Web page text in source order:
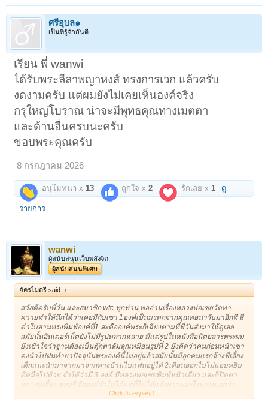
ศรีอุบล๑
เป็นที่รู้จักกันดี
เรียน พี่ wanwi
ได้รับพระลีลาพญาหงส์ ทรงการเวก แล้วครับ
งดงามครับ แต่ผมยังไม่เคยเห็นองค์จริง
กรุใหญ่โบราณ น่าจะมีพุทธคุณทางเมตตา
และด้านอื่นครบนะครับ
ขอบพระคุณครับ
8 กรกฎาคม 2026
อนุโมทนา x13 ถูกใจ x2 รักเลย x1 ดู
รายการ
wanwi
ผู้สนับสนุนเว็บพลังจิต
ผู้สนับสนุนพิเศษ
อัครไมตรี said: ↑
สวัสดีครับพี่วัน และสมาชิก wfc ทุกท่าน พออ่านเรื่องหลวงพ่อเชยวัดท่า
ควายทำให้นึกได้ว่าเคยมีกับเขา 1องค์เป็นมรดกจากคุณพ่อน่ารับมาอีกที สี
ดำใบลานทรงพิมพ์องค์ที่1 สะดือองค์พระก็เฉียงตามที่พี่วันส่งมาให้ดูเลย
สมัยนั้นอินเตอร์เน็ตยังไม่มีรูปหลากหลาย มีแต่รูปในหนังสือนิตยสารพระผม
ยังเข้าใจว่าฐานต้องเป็นตุ๊กตาล้มลุกเหมือนรูปที่ 2 ยังคิดว่าคนก่อนหน้าเขา
คงนำไปฝนทำยาปัจจุบันพระองค์นี้ไม่อยู่แล้วสมัยนั้นมีลูกคนแรกจ้างพี่เลี้ยง
เด็กแนะนำมาจากมาจากทางบ้านไปแฟนอยู่ได้ 2เดือนออกไปไม่แอบหยิบ
ติดมือไปด้วย จำได้ว่ามี 3 องค์ มีหลวงพ่อเชยพิมพ์หน้าเดียว และก็ปิดตา
หลวงปู่เฮี้ยง ชลบุรี อีกองค์จำไม่ได้แต่ก็ไม่ได้แจ้งความอะไรแฟนบอกว่า
คงจะไม่มีเงินน่าจะเอาไปขายผมก็ว่าตามแฟน ผ่านมานานจนลืมแล้วก็ไม่
Click to expand...